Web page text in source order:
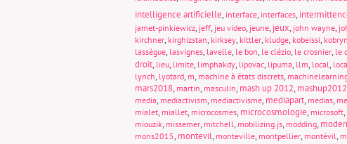
intelligence artificielle, interface, interfaces,
jamet-pinkiewicz, jeff, jeu video, jeune, jeux, john wayne,
kirchner, kirghizstan, kirksey, kittler, kludge, kobeissi, kobryn
lassègue, lasvignes, lavelle, le bon, le clézio, le crosnier, le
droit, lieu, limite, limphakdy, lipovac, lipuma, llm, local,
lynch, lyotard, m, machine à états discrets,
mars2018, martin, masculin, mash up 2012, mashup2012
media, mediactivism, mediactivisme, mediapart, medias,
mialet, miallet, microcosmes, microcosmologie, microsoft,
miouzik, missemer, mitchell, mobilizing.js, modding,
mons2015, montevil, monteville, montpellier, montévil,